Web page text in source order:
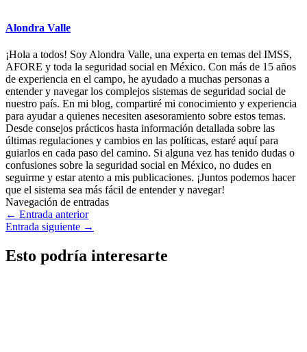
Alondra Valle
¡Hola a todos! Soy Alondra Valle, una experta en temas del IMSS,
AFORE y toda la seguridad social en México. Con más de 15 años
de experiencia en el campo, he ayudado a muchas personas a
entender y navegar los complejos sistemas de seguridad social de
nuestro país. En mi blog, compartiré mi conocimiento y experiencia
para ayudar a quienes necesiten asesoramiento sobre estos temas.
Desde consejos prácticos hasta información detallada sobre las
últimas regulaciones y cambios en las políticas, estaré aquí para
guiarlos en cada paso del camino. Si alguna vez has tenido dudas o
confusiones sobre la seguridad social en México, no dudes en
seguirme y estar atento a mis publicaciones. ¡Juntos podemos hacer
que el sistema sea más fácil de entender y navegar!
Navegación de entradas
← Entrada anterior
Entrada siguiente →
Esto podría interesarte